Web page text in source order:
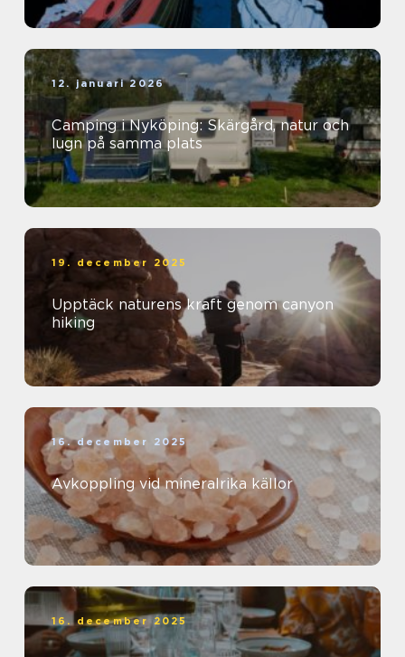
12. januari 2026
Camping i Nyköping: Skärgård, natur och
lugn på samma plats
19. december 2025
Upptäck naturens kraft genom canyon
hiking
16. december 2025
Avkoppling vid mineralrika källor
16. december 2025